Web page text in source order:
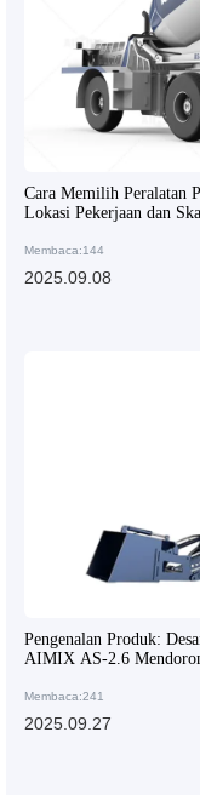
Cara Memilih Peralatan
Lokasi Pekerjaan dan
Membaca:144
2025.09.08
Pengenalan Produk:
AIMIX AS-2.6
Membaca:241
2025.09.27